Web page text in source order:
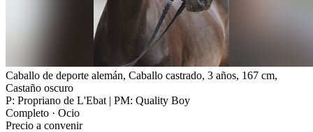
Caballo de deporte alemán, Caballo castrado, 3 años, 167 cm,
Castaño oscuro
P: Propriano de L'Ebat | PM: Quality Boy
Completo · Ocio
Precio a convenir